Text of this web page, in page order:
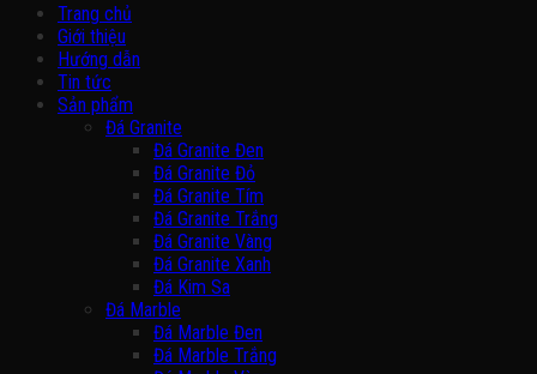
Trang chủ
Giới thiệu
Hướng dẫn
Tin tức
Sản phẩm
Đá Granite
Đá Granite Đen
Đá Granite Đỏ
Đá Granite Tím
Đá Granite Trắng
Đá Granite Vàng
Đá Granite Xanh
Đá Kim Sa
Đá Marble
Đá Marble Đen
Đá Marble Trắng